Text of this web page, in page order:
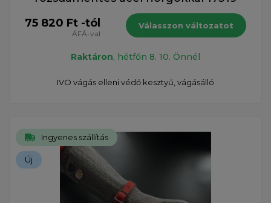
75 820 Ft -tól
ÁFÁ-val
Válasszon változatot
Raktáron, hétfőn 8. 10. Önnél
IVO vágás elleni védő kesztyű, vágásálló
Ingyenes szállítás
Új